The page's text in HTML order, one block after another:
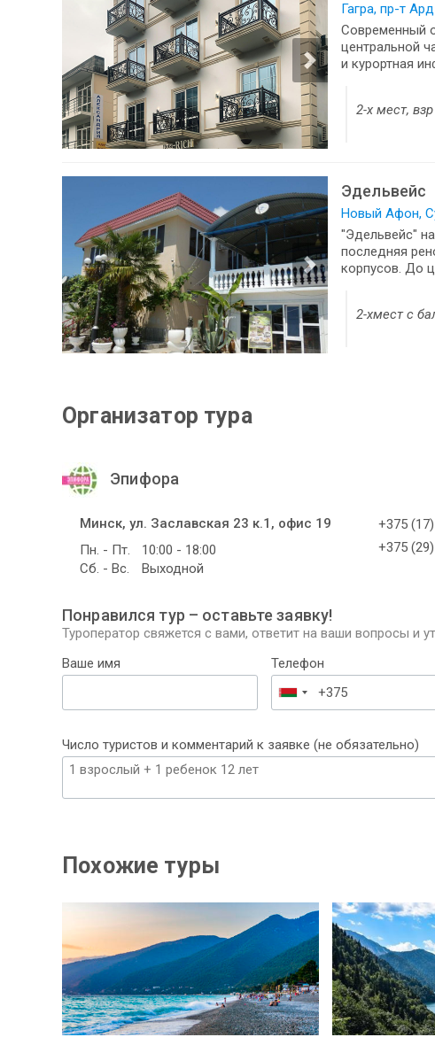
Гагра, пр-т
Современный
центральной
и курортная
2-х мест, взр
Эдельвейс
Новый Афон,
"Эдельвейс"
последняя
корпусов. До
2-хмест с
Организатор тура
Эпифора
Минск, ул. Заславская 23 к.1, офис 19
Пн. - Пт.
10:00 - 18:00
Сб. - Вс.
Выходной
+375
+375
Понравился тур – оставьте заявку!
Туроператор свяжется с вами, ответит на ваши вопросы и
Ваше имя
Телефон
Беларусь
+375
Число туристов и комментарий к заявке (не обязательно)
Похожие туры